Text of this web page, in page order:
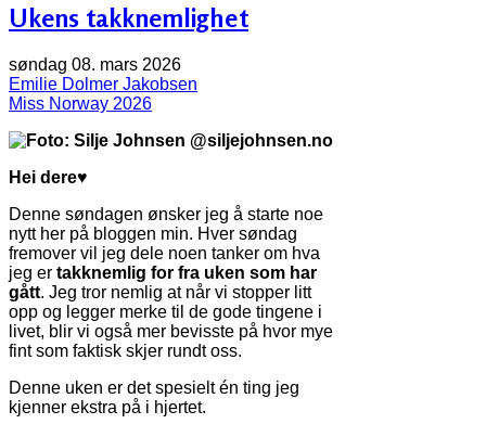
Ukens takknemlighet
søndag 08. mars 2026
Emilie Dolmer Jakobsen
Miss Norway 2026
Hei dere♥
Denne søndagen ønsker jeg å starte noe
nytt her på bloggen min. Hver søndag
fremover vil jeg dele noen tanker om hva
jeg er takknemlig for fra uken som har
gått. Jeg tror nemlig at når vi stopper litt
opp og legger merke til de gode tingene i
livet, blir vi også mer bevisste på hvor mye
fint som faktisk skjer rundt oss.
Denne uken er det spesielt én ting jeg
kjenner ekstra på i hjertet.